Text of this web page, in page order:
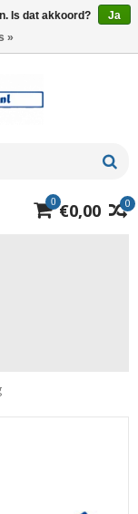
0
0 €0,00
Is dat akkoord?
Ja
»